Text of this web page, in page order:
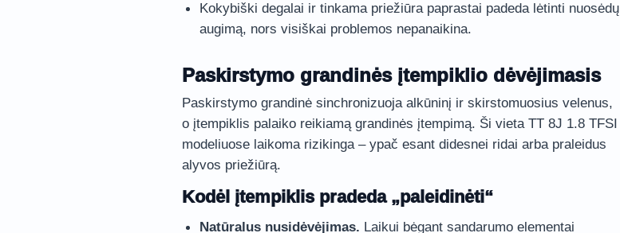
Kokybiški degalai ir tinkama priežiūra paprastai padeda lėtinti nuosėdų
augimą, nors visiškai problemos nepanaikina.
Paskirstymo grandinės įtempiklio dėvėjimasis
Paskirstymo grandinė sinchronizuoja alkūninį ir skirstomuosius velenus,
o įtempiklis palaiko reikiamą grandinės įtempimą. Ši vieta TT 8J 1.8 TFSI
modeliuose laikoma rizikinga – ypač esant didesnei ridai arba praleidus
alyvos priežiūrą.
Kodėl įtempiklis pradeda „paleidinėti“
Natūralus nusidėvėjimas. Laikui bėgant sandarumo elementai